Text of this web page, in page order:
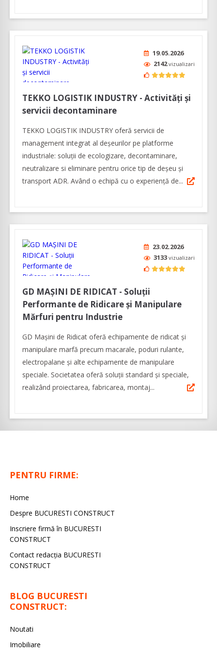
19.05.2026
2142vizualizari
TEKKO LOGISTIK INDUSTRY - Activităţi şi
servicii decontaminare
TEKKO LOGISTIK INDUSTRY oferă servicii de
management integrat al deșeurilor pe platforme
industriale: soluții de ecologizare, decontaminare,
neutralizare si eliminare pentru orice tip de deșeu și
transport ADR. Având o echipă cu o experienţă de...
23.02.2026
3133 vizualizari
GD MAȘINI DE RIDICAT - Soluții
Performante de Ridicare și Manipulare
Mărfuri pentru Industrie
GD Mașini de Ridicat oferă echipamente de ridicat și
manipulare marfă precum macarale, poduri rulante,
electropalane și alte echipamente de manipulare
speciale. Societatea oferă soluții standard și speciale,
realizând proiectarea, fabricarea, montaj...
PENTRU FIRME:
Home
Despre BUCURESTI CONSTRUCT
Inscriere firmă în BUCURESTI
CONSTRUCT
Contact redacţia BUCURESTI
CONSTRUCT
BLOG BUCURESTI
CONSTRUCT:
Noutati
Imobiliare